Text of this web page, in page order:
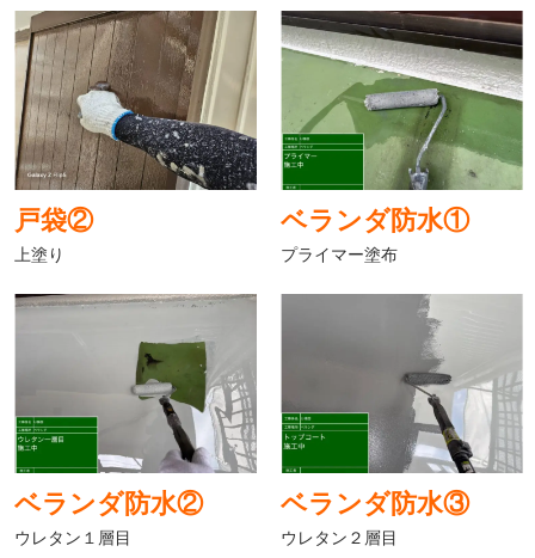
戸袋②
上塗り
ベランダ防水①
プライマー塗布
ベランダ防水②
ウレタン１層目
ベランダ防水③
ウレタン２層目